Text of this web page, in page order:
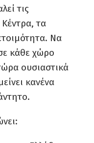
τις
τα
Να
κάθε χώρο
ουσιαστικά
κανένα